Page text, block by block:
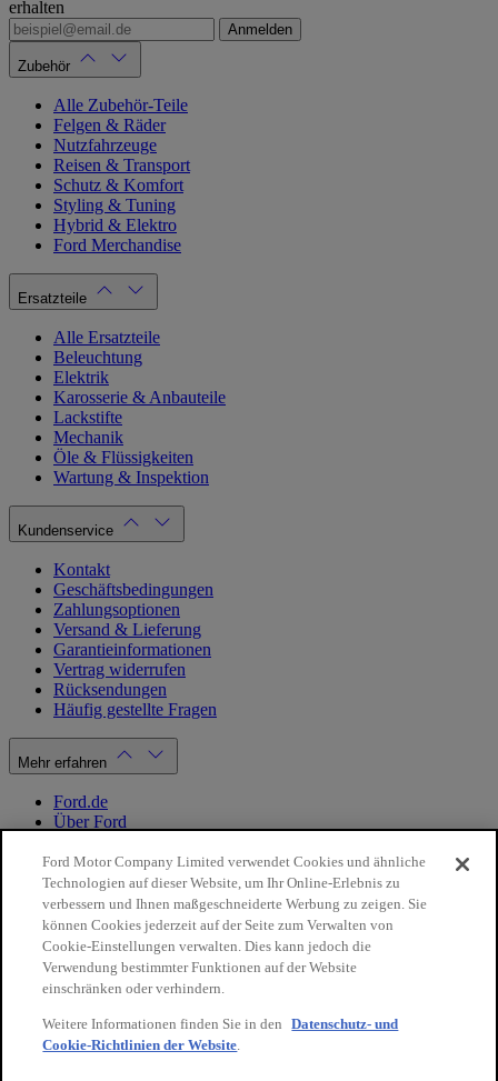
erhalten
Anmelden
Zubehör
Alle Zubehör-Teile
Felgen & Räder
Nutzfahrzeuge
Reisen & Transport
Schutz & Komfort
Styling & Tuning
Hybrid & Elektro
Ford Merchandise
Ersatzteile
Alle Ersatzteile
Beleuchtung
Elektrik
Karosserie & Anbauteile
Lackstifte
Mechanik
Öle & Flüssigkeiten
Wartung & Inspektion
Kundenservice
Kontakt
Geschäftsbedingungen
Zahlungsoptionen
Versand & Lieferung
Garantieinformationen
Vertrag widerrufen
Rücksendungen
Häufig gestellte Fragen
Mehr erfahren
Ford.de
Über Ford
Datenschutzbestimmungen
Impressum
Mein Konto
Login / Registrierung
Meine Bestellungen
Land ändern
Ford Motor Company Limited verwendet Cookies und ähnliche
Technologien auf dieser Website, um Ihr Online-Erlebnis zu
verbessern und Ihnen maßgeschneiderte Werbung zu zeigen. Sie
können Cookies jederzeit auf der Seite zum Verwalten von
Cookie-Einstellungen verwalten. Dies kann jedoch die
Verwendung bestimmter Funktionen auf der Website
einschränken oder verhindern.
Weitere Informationen finden Sie in den
Datenschutz- und
Cookie-Richtlinien der Website.